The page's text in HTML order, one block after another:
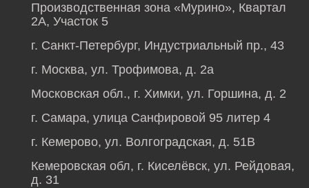
Производственная зона «Мурино», Квартал
2А, Участок 5
г. Санкт-Петербург, Индустриальный пр., 43
г. Москва, ул. Трофимова, д. 2а
Московская обл., г. Химки, ул. Горшина, д. 2
г. Самара, улица Санфировой 95 литер 4
г. Кемерово, ул. Волгоградская, д. 51В
Кемеровская обл, г. Киселёвск, ул. Рейдовая,
д. 31